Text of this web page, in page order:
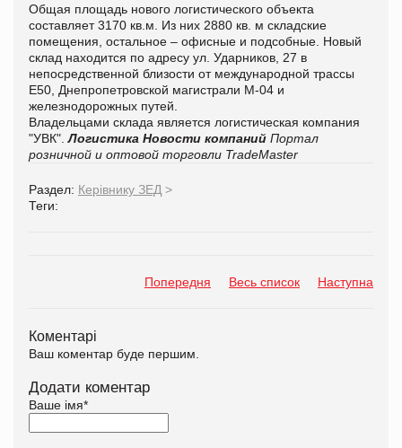
Общая площадь нового логистического объекта
составляет 3170 кв.м. Из них 2880 кв. м складские
помещения, остальное – офисные и подсобные. Новый
склад находится по адресу ул. Ударников, 27 в
непосредственной близости от международной трассы
Е50, Днепропетровской магистрали М-04 и
железнодорожных путей.
Владельцами склада является логистическая компания
"УВК".Логистика Новости компаний Портал
розничной и оптовой торговли TradeMaster
Раздел: Керівнику ЗЕД >
Теги:
Попередня Весь список Наступна
Коментарі
Ваш коментар буде першим.
Додати коментар
Ваше імя*